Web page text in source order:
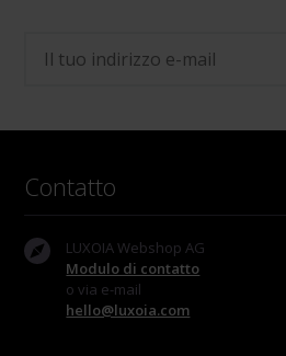
Contatto
LUXOIA Webshop AG
Modulo di contatto
o via e-mail
hello@luxoia.com